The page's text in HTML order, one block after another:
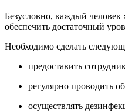
Безусловно, каждый человек
обеспечить достаточный
Необходимо сделать
предоставить
регулярно проводить
осуществлять